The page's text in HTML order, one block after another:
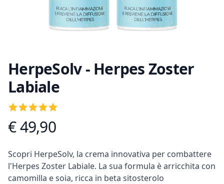
HerpeSolv - Herpes Zoster
Labiale
Recensioni
5out of 5 stars
Informazioni prodotto
€ 49,90
Descrizione
Scopri HerpeSolv, la crema innovativa per combattere
l'Herpes Zoster Labiale. La sua formula è arricchita con
camomilla e soia, ricca in beta sitosterolo